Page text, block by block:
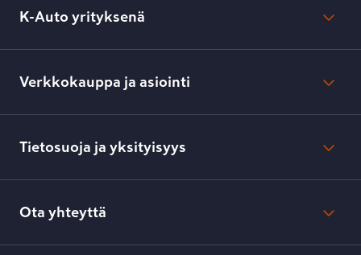
K-Auto yrityksenä
Lehdistötiedotteet
Toimipisteiden yhteystiedot
Verkkokauppa ja asiointi
Toimitustavat ja -kulut
Verkkokaupan peruuttamisilmoitus
Saavutettavuus
Tietosuoja ja yksityisyys
Kesko-konsernin verkkoselailurekisteri
K-Ryhmän evästekäytännöt
Ota yhteyttä